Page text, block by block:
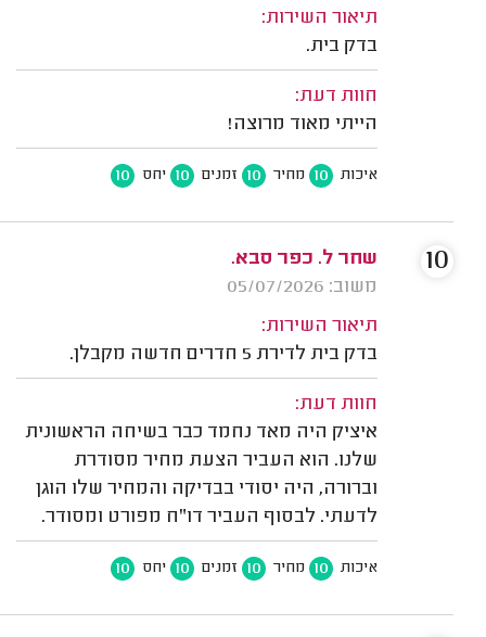
תיאור השירות:
בדק בית.
חוות דעת:
הייתי מאוד מרוצה!
איכות 10 מחיר 10 זמנים 10 יחס 10
שחר ל. כפר סבא.
משוב: 05/07/2026
תיאור השירות:
בדק בית לדירת 5 חדרים חדשה מקבלן.
חוות דעת:
איציק היה מאד נחמד כבר בשיחה הראשונית
שלנו. הוא העביר הצעת מחיר מסודרת
וברורה, היה יסודי בבדיקה והמחיר שלו הוגן
לדעתי. לבסוף העביר דו"ח מפורט ומסודר.
איכות 10 מחיר 10 זמנים 10 יחס 10
10